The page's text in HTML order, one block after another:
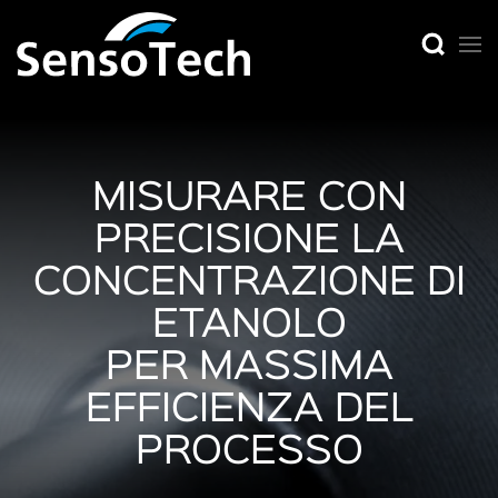
MISURARE CON
PRECISIONE LA
CONCENTRAZIONE DI
ETANOLO
PER MASSIMA
EFFICIENZA DEL
PROCESSO